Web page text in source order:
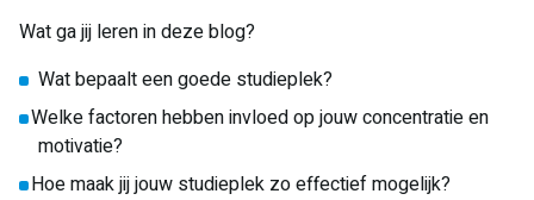
Wat ga jij leren in deze blog?
Wat bepaalt een goede studieplek?
Welke factoren hebben invloed op jouw concentratie en
motivatie?
Hoe maak jij jouw studieplek zo effectief mogelijk?